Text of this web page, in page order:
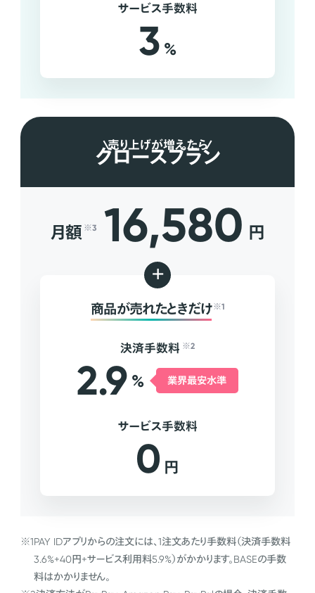
サービス手数料
3 %
売り上げが増えたら
グロースプラン
月額 ※3 16,580 円
+
商品が売れたときだけ ※1
決済手数料 ※2
2.9 % 業界最安水準
サービス手数料
0 円
※1PAY IDアプリからの注文には、1注文あたり手数料（決済手数料
3.6%+40円+サービス利用料5.9%）がかかります。BASEの手数
料はかかりません。